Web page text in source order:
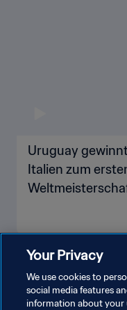
Uruguay
Italien zum
Your Privacy
We use cookies to
social media features
information about your